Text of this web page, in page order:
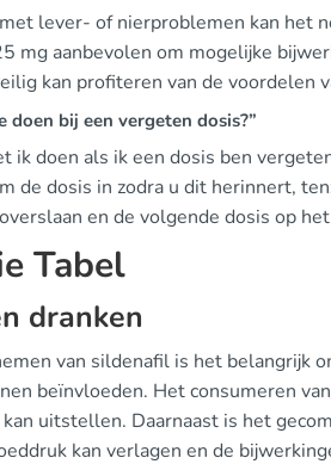
lever- of nierproblemen kan het
mg aanbevolen om mogelijke
kan profiteren van de voordelen
bij een vergeten dosis?”
ik doen als ik een dosis ben
de dosis in zodra u dit herinnert,
en de volgende dosis op
Tabel
dranken
van sildenafil is het belangrijk
beïnvloeden. Het consumeren
uitstellen. Daarnaast is het
kan verlagen en de